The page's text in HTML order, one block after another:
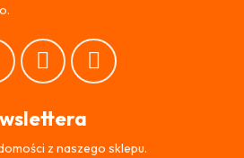
z naszego sklepu.